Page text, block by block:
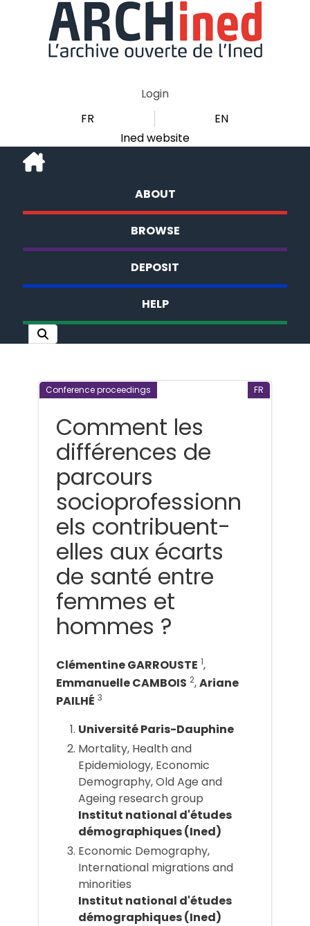
Login
FR
EN
Ined website
ABOUT
BROWSE
DEPOSIT
HELP
Conference proceedings FR
Comment les
différences de
parcours
socioprofessionn
els contribuent-
elles aux écarts
de santé entre
femmes et
hommes ?
Clémentine GARROUSTE 1,
Emmanuelle CAMBOIS 2,Ariane
PAILHÉ 3
Université Paris-Dauphine
Mortality, Health and
Epidemiology, Economic
Demography, Old Age and
Ageing research group
Institut national d'études
démographiques (Ined)
Economic Demography,
International migrations and
minorities
Institut national d'études
démographiques (Ined)